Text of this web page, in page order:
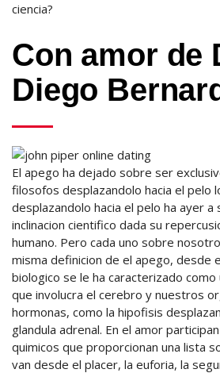
ciencia?
Con amor de
Diego
El apego ha dejado sobre ser
filosofos desplazandolo hacia el pelo
desplazandolo hacia el pelo ha ayer
inclinacion cientifico dada su
humano. Pero cada uno sobre
misma definicion de el apego, desde
biologico se le ha caracterizado
que involucra el cerebro y nuestros
hormonas, como la hipofisis
glandula adrenal. En el amor
quimicos que proporcionan una lista
van desde el placer, la euforia, la